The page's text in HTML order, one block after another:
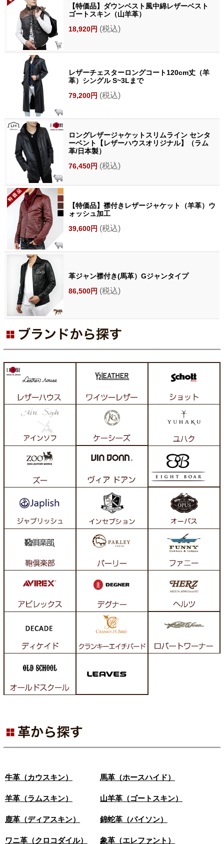
【特価品】ダウンベスト風中綿レザーベスト
ゴートスキン（山羊革）
18,920円 (税込)
レザーチェスターロングコート120cm丈（羊
革）シングル S~3Lまで
79,200円 (税込)
ロングレザージャケットスリムライン センタ
ーベント【レザーハウスオリジナル】（ラム
革/日本製）
76,450円 (税込)
【特価品】襟付きレザージャケット（羊革）ウ
ォッシュ加工
39,600円 (税込)
革ジャン襟付き(馬革）Gジャンタイプ
86,500円 (税込)